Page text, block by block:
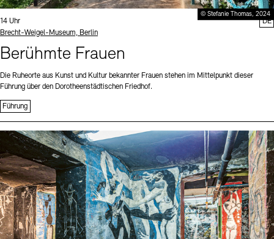
© Stefanie Thomas, 2024
Uhrzeit:
14 Uhr
Standort
Brecht-Weigel-Museum, Berlin
Berühmte Frauen
Die Ruheorte aus Kunst und Kultur bekannter Frauen stehen im Mittelpunkt dieser
Führung über den Dorotheenstädtischen Friedhof.
Führung
DE